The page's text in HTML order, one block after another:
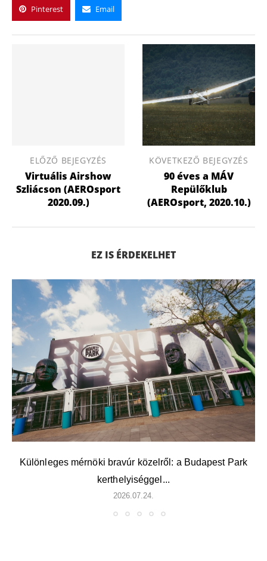
Pinterest Email
ELŐZŐ BEJEGYZÉS
Virtuális Airshow
Szliácson (AEROsport
2020.09.)
KÖVETKEZŐ BEJEGYZÉS
90 éves a MÁV
Repülőklub
(AEROsport, 2020.10.)
EZ IS ÉRDEKELHET
Különleges mérnöki bravúr közelről: a Budapest Park
kerthelyiséggel...
2026.07.24.